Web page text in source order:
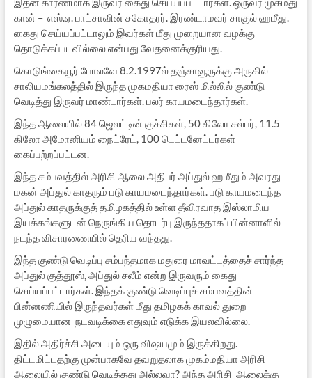
கான் – எஸ்.ஏ. பாட்சாவின் சகோதரர். இரண்டாமவர் சாகுல் ஹமீது.
கைது செய்யப்பட்டாலும் இவர்கள் மீது முறையான வழக்கு
தொடுக்கப்படவில்லை என்பது வேதனைக்குரியது.
கொடுங்கையூர் போலவே 8.2.1997ல் தஞ்சாவூருக்கு அருகில்
சாலியமங்கலத்தில் இருந்த முகமதியா ரைஸ் மில்லில் குண்டு
வெடித்து இருவர் மாண்டார்கள். பலர் காயமடைந்தார்கள்.
இந்த ஆலையில் 84 ஜெலட்டின் குச்சிகள், 50 கிலோ சல்பர், 11.5
கிலோ அமோனியம் நைட்ரேட், 100 டெட்டனேட்டர்கள்
கைப்பற்றப்பட்டன.
இந்த சம்பவத்தில் அரிசி ஆலை அதிபர் அப்துல் ஹமீதும் அவரது
மகன் அப்துல் காதரும் படு காயமடைந்தார்கள். படு காயமடைந்த
அப்துல் காதருக்குத் தமிழகத்தில் உள்ள தீவிரவாத இஸ்லாமிய
இயக்கங்களுடன் நெருங்கிய தொடர்பு இருந்ததாகப் பின்னாளில்
நடந்த விசாரணையில் தெரிய வந்தது.
இந்த குண்டு வெடிப்பு சம்பந்தமாக மதுரை மாவட்டத்தைச் சார்ந்த
அப்துல் குத்தூஸ், அப்துல் சலீம் என்ற இருவரும் கைது
செய்யப்பட்டார்கள். இந்தக் குண்டு வெடிப்புச் சம்பவத்தின்
பின்னணியில் இருந்தவர்கள் மீது தமிழகக் காவல் துறை
முழுமையான நடவடிக்கை எதுவும் எடுக்க இயலவில்லை.
இதில் அதிர்ச்சி அடையும் ஒரு விஷயமும் இருக்கிறது.
திட்டமிட்டதற்கு முன்பாகவே தவறுதலாக முகம்மதியா அரிசி
ஆலையில் குண்டு வெடித்தது அல்லவா? அந்த அரிசி ஆலைக்கு